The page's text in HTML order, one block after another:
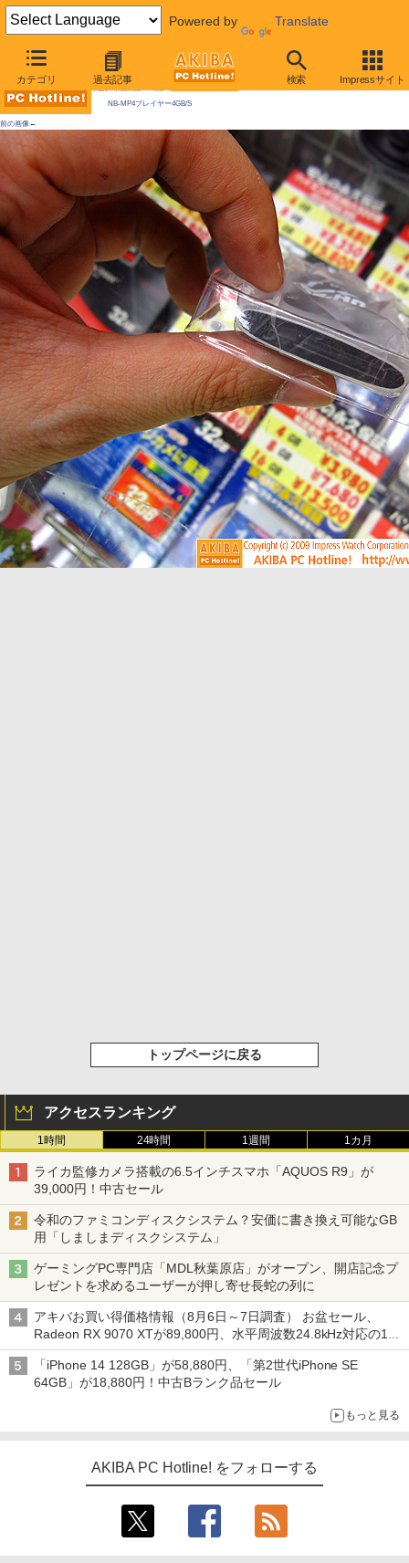
Powered by Translate
カテゴリ 過去記事 検索 Impressサイト
AKIBA PC Hotline! 2009年5月23日号
NB-MP4プレイヤー4GB/S
前の画像←
トップページに戻る
アクセスランキング
1時間 24時間 1週間 1カ月
ライカ監修カメラ搭載の6.5インチスマホ「AQUOS R9」が
39,000円！中古セール
令和のファミコンディスクシステム？安価に書き換え可能なGB
用「しましまディスクシステム」
ゲーミングPC専門店「MDL秋葉原店」がオープン、開店記念プ
レゼントを求めるユーザーが押し寄せ長蛇の列に
アキバお買い得価格情報（8月6日～7日調査） お盆セール、
Radeon RX 9070 XTが89,800円、水平周波数24.8kHz対応の17
型モニターが9,801円、暑さ指数連動セール ほか
「iPhone 14 128GB」が58,880円、「第2世代iPhone SE
64GB」が18,880円！中古Bランク品セール
もっと見る
AKIBA PC Hotline! をフォローする